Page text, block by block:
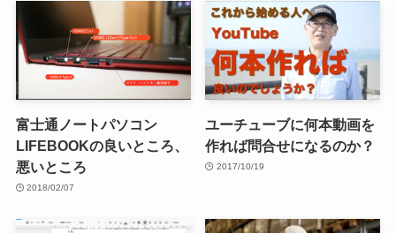
富士通ノートパソコン
LIFEBOOKの良いところ、
悪いところ
2018/02/07
ユーチューブに何本動画を
作れば問合せになるのか？
2017/10/19